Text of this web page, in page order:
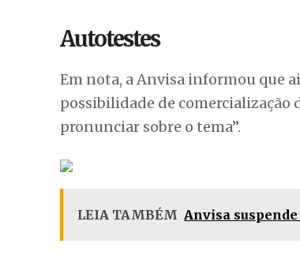
Autotestes
Em nota, a Anvisa informou que
possibilidade de comercialização
pronunciar sobre o tema”.
LEIA TAMBÉM Anvisa